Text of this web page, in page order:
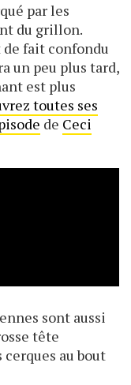
par les
du grillon.
fait confondu
un peu plus tard,
est plus
toutes ses
de Ceci
sont aussi
tête
au bout